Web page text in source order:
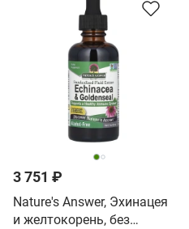
3 751 ₽
Nature's Answer, Эхинацея
и желтокорень, без